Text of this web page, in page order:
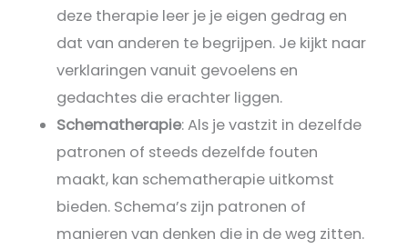
deze therapie leer je je eigen gedrag en
dat van anderen te begrijpen. Je kijkt naar
verklaringen vanuit gevoelens en
gedachtes die erachter liggen.
Schematherapie: Als je vastzit in dezelfde
patronen of steeds dezelfde fouten
maakt, kan schematherapie uitkomst
bieden. Schema’s zijn patronen of
manieren van denken die in de weg zitten.